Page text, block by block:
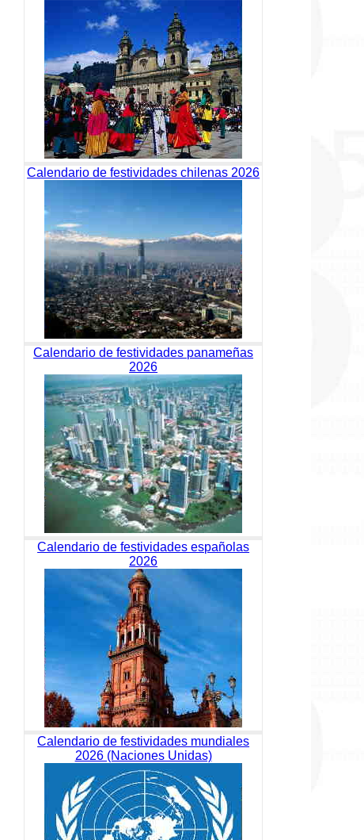
Calendario de festividades chilenas 2026
Calendario de festividades panameñas
2026
Calendario de festividades españolas
2026
Calendario de festividades mundiales
2026 (Naciones Unidas)